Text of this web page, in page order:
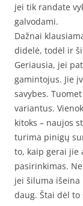
jei tik randate
galvodami.
Dažnai
didelė, todėl ir
Geriausia, jei
gamintojus. Jie
savybes.
variantus.
kitoks – naujos
turima pinigų
to, kaip gerai jie
pasirinkimas.
jei šiluma išeina
daug. Štai dėl